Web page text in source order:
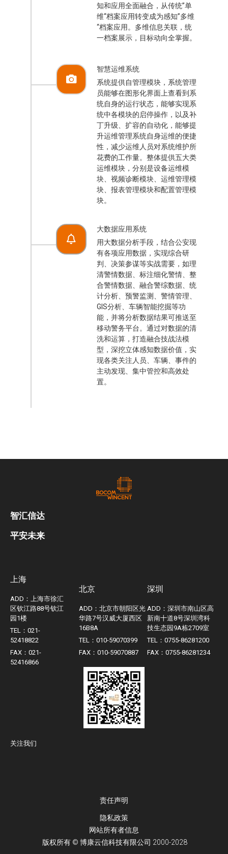
知和应用全面融合，从传统”单
维“档案应用转变成为感知”多维
“档案应用。多维信息关联，统
一档案展示，目标动向全掌握。
智慧运维系统
系统提供自管理模块，系统管理
员能够在图形化界面上查看到系
统自身的运行状态，能够实现系
统中各模块的启停操作，以及补
丁升级、扩容的自动化，能够提
升运维管理系统自身运维的便捷
性，减少运维人员对系统维护所
花费的工作量。整体提供五大类
运维模块，分别是设备运维模
块、视频诊断模块、运维管理模
块、报表管理模块和配置管理模
块。
大数据应用系统
用大数据分析手段，结合公安现
有各项应用数据，实现综合研
判、决策参谋等实战需要，如理
清警情数据、标注细化警情、整
合警情数据、融合警综数据、统
计分析、预警监测、警情管理、
GIS分析、车辆智能挖掘等功
能，并将分析数据结果可推送至
移动警务平台。通过对数据的清
洗和运算，打造融合技战法模
型，深挖立体感知数据价值，实
现各类关注人员、车辆、事件的
主动发现、集中管控和高效处
置。
智汇信达
平安未来
上海
ADD：上海市徐汇
区钦江路88号钦江
园1楼
TEL：021-
52418822
FAX：021-
52416866
北京
ADD：北京市朝阳区光
华路7号汉威大厦西区
16B8A
TEL：010-59070399
FAX：010-59070887
深圳
ADD：深圳市南山区高
新南十道8号深圳湾科
技生态园9A栋2709室
TEL：0755-86281200
FAX：0755-86281234
关注我们
责任声明
隐私政策
网站所有者信息
版权所有 © 博康云信科技有限公司 2000-2028